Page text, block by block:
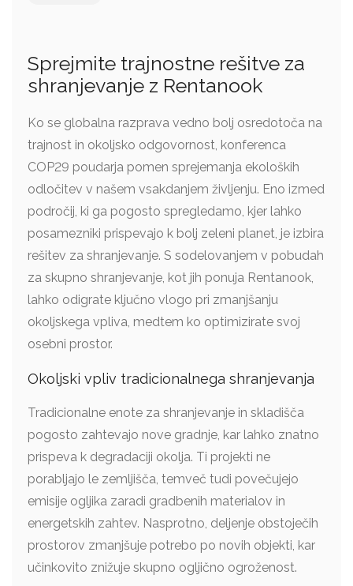
Sprejmite trajnostne rešitve za
shranjevanje z Rentanook
Ko se globalna razprava vedno bolj osredotoča na
trajnost in okoljsko odgovornost, konferenca
COP29 poudarja pomen sprejemanja ekoloških
odločitev v našem vsakdanjem življenju. Eno izmed
področij, ki ga pogosto spregledamo, kjer lahko
posamezniki prispevajo k bolj zeleni planet, je izbira
rešitev za shranjevanje. S sodelovanjem v pobudah
za skupno shranjevanje, kot jih ponuja Rentanook,
lahko odigrate ključno vlogo pri zmanjšanju
okoljskega vpliva, medtem ko optimizirate svoj
osebni prostor.
Okoljski vpliv tradicionalnega shranjevanja
Tradicionalne enote za shranjevanje in skladišča
pogosto zahtevajo nove gradnje, kar lahko znatno
prispeva k degradaciji okolja. Ti projekti ne
porabljajo le zemljišča, temveč tudi povečujejo
emisije ogljika zaradi gradbenih materialov in
energetskih zahtev. Nasprotno, deljenje obstoječih
prostorov zmanjšuje potrebo po novih objekti, kar
učinkovito znižuje skupno ogljično ogroženost.